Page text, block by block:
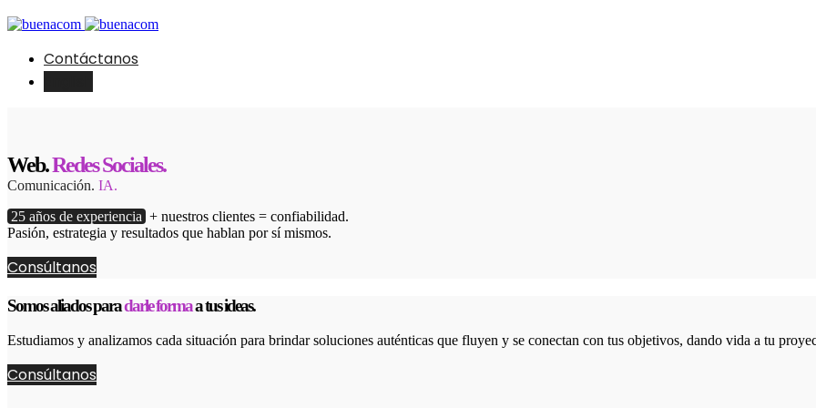
Contáctanos
Web.Redes Sociales.
Comunicación. IA.
25 años de experiencia + nuestros clientes = confiabilidad.
Pasión, estrategia y resultados que hablan por sí mismos.
Consúltanos
Somos aliados paradarle formaa tus ideas.
Estudiamos y analizamos cada situación para brindar soluciones auténticas que fluyen y se conectan con tus objetivos, dando vida a tu
Consúltanos